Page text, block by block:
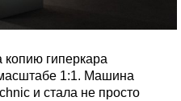
копию гиперкара
1:1. Машина
и стала не просто